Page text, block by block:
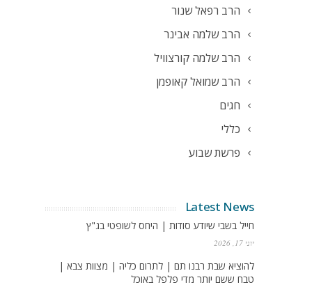
הרב רפאל שנור
הרב שלמה אבינר
הרב שלמה קורצוויל
הרב שמואל קאופמן
חגים
כללי
פרשת שבוע
Latest News
חייל בשבי שיודע סודות | היחס לשופטי בג"ץ
יוני 17, 2026
להוציא שבת רבנו תם | לתרום כליה | מצוות צבא |
טבח ששם יותר מדי פלפל באוכל